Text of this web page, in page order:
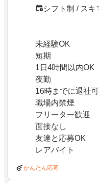
シフト制 / スキ
未経験OK
短期
1日4時間以内OK
夜勤
16時までに退社可
職場内禁煙
フリーター歓迎
面接なし
友達と応募OK
レアバイト
かんたん応募